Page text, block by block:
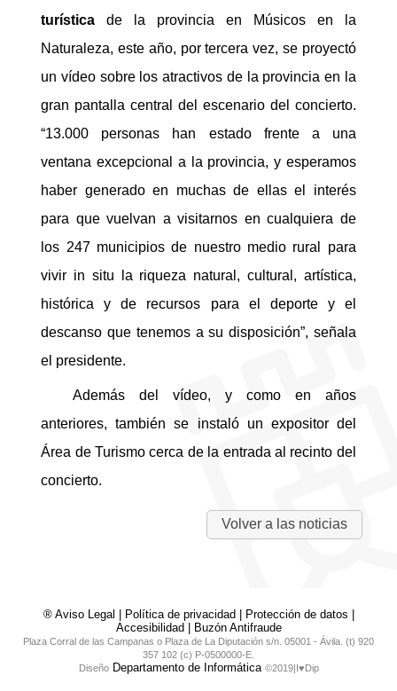
turística de la provincia en Músicos en la
Naturaleza, este año, por tercera vez, se proyectó
un vídeo sobre los atractivos de la provincia en la
gran pantalla central del escenario del concierto.
“13.000 personas han estado frente a una
ventana excepcional a la provincia, y esperamos
haber generado en muchas de ellas el interés
para que vuelvan a visitarnos en cualquiera de
los 247 municipios de nuestro medio rural para
vivir in situ la riqueza natural, cultural, artística,
histórica y de recursos para el deporte y el
descanso que tenemos a su disposición”, señala
el presidente.
Además del vídeo, y como en años
anteriores, también se instaló un expositor del
Área de Turismo cerca de la entrada al recinto del
concierto.
Volver a las noticias
® Aviso Legal Política de privacidad Protección de datos
Accesibilidad
Buzón Antifraude
Plaza Corral de las Campanas o Plaza de La Diputación s/n. 05001 - Ávila. (t) 920
357 102 (c) P-0500000-E.
DiseñoDepartamento de Informática ©2019|I♥Dip